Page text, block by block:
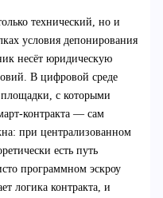
технический, но и
условия депонирования
несёт юридическую
В цифровой среде
с которыми
контракта — сам
при централизованном
есть путь
программном эскроу
логика контракта, и